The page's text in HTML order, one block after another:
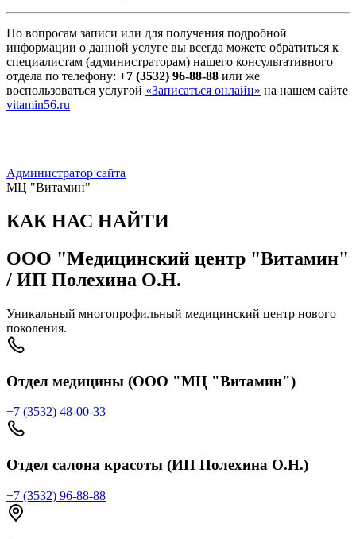
По вопросам записи или для получения подробной
информации о данной услуге вы всегда можете обратиться к
специалистам (администраторам) нашего консультативного
отдела по телефону: +7 (3532) 96-88-88 или же
воспользоваться услугой «Записаться онлайн» на нашем сайте
vitamin56.ru
Администратор сайта
МЦ "Витамин"
КАК НАС НАЙТИ
ООО "Медицинский центр "Витамин"
/ ИП Полехина О.Н.
Уникальный многопрофильный медицинский центр нового
поколения.
Отдел медицины (ООО "МЦ "Витамин")
+7 (3532) 48-00-33
Отдел салона красоты (ИП Полехина О.Н.)
+7 (3532) 96-88-88